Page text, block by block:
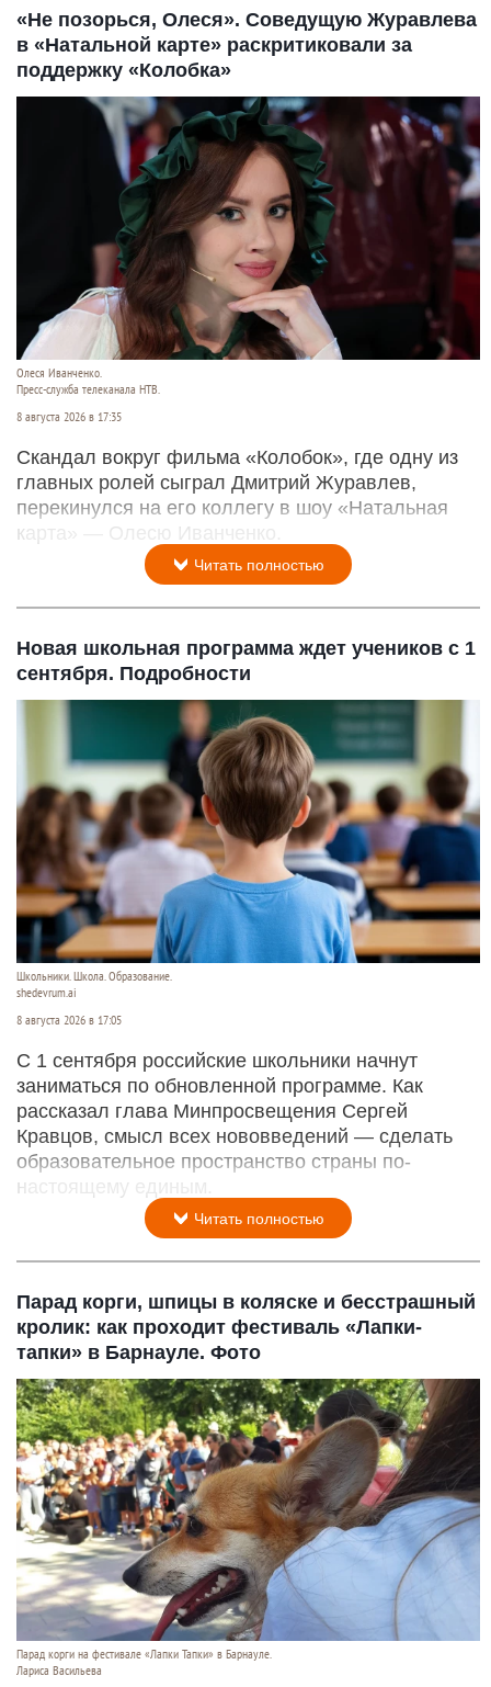
«Не позорься, Олеся». Соведущую Журавлева
в «Натальной карте» раскритиковали за
поддержку «Колобка»
Олеся Иванченко.
Пресс-служба телеканала НТВ.
8 августа 2026 в 17:35
Скандал вокруг фильма «Колобок», где одну из
главных ролей сыграл Дмитрий Журавлев,
перекинулся на его коллегу в шоу «Натальная
карта» — Олесю Иванченко.
Читать полностью
Новая школьная программа ждет учеников с 1
сентября. Подробности
Школьники. Школа. Образование.
shedevrum.ai
8 августа 2026 в 17:05
С 1 сентября российские школьники начнут
заниматься по обновленной программе. Как
рассказал глава Минпросвещения Сергей
Кравцов, смысл всех нововведений — сделать
образовательное пространство страны по-
настоящему единым.
Читать полностью
Парад корги, шпицы в коляске и бесстрашный
кролик: как проходит фестиваль «Лапки-
тапки» в Барнауле. Фото
Парад корги на фестивале «Лапки Тапки» в Барнауле.
Лариса Васильева